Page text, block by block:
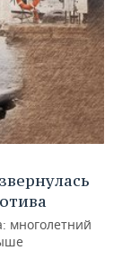
многолетний